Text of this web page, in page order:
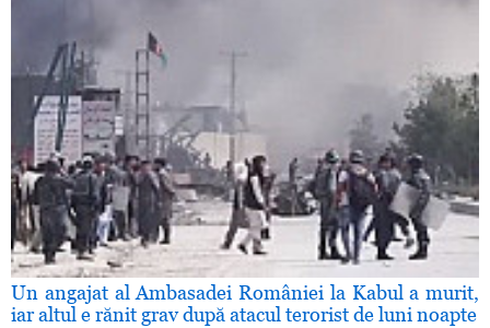
Un angajat al Ambasadei României la Kabul a murit,
iar altul e rănit grav după atacul terorist de luni noapte